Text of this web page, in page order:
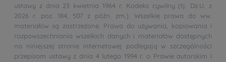
ustawy z dnia 23 kwietnia 1964 r. Kodeks cywilny (tj. Dz.U. z
2026 r. poz. 184, 507 z późn. zm.). Wszelkie prawa do ww.
materiałów są zastrzeżone. Prawa do używania, kopiowania i
rozpowszechniania wszelkich danych i materiałów dostępnych
na niniejszej stronie internetowej podlegają w szczególności
przepisom ustawy z dnia 4 lutego 1994 r. o Prawie autorskim i